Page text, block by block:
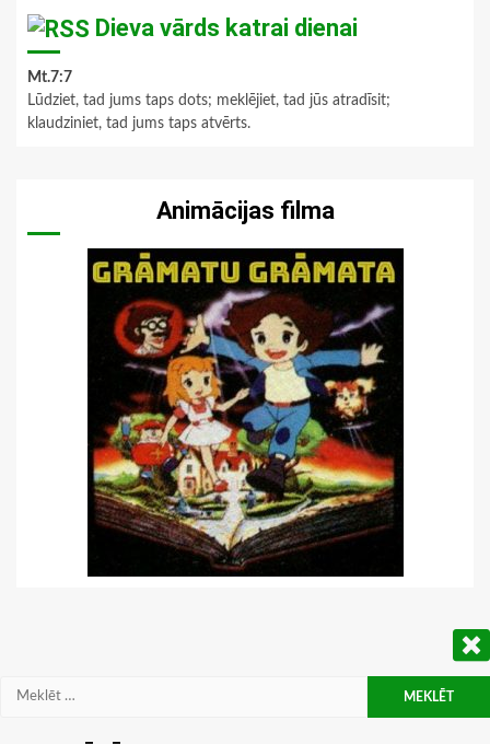
Dieva vārds katrai dienai
Mt.7:7
Lūdziet, tad jums taps dots; meklējiet, tad jūs atradīsit;
klaudziniet, tad jums taps atvērts.
Animācijas filma
Meklēt: